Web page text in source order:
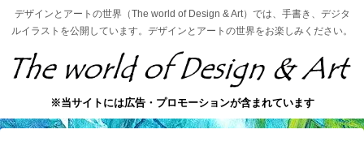
デザインとアートの世界（The world of Design & Art）では、手書き、デジタ
ルイラストを公開しています。デザインとアートの世界をお楽しみください。
※当サイトには広告・プロモーションが含まれています